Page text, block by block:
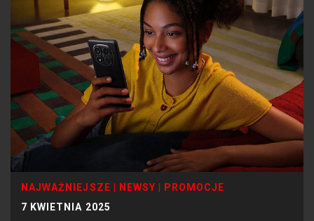
NAJWAŻNIEJSZE NEWSY
PROMOCJE
7 KWIETNIA 2025